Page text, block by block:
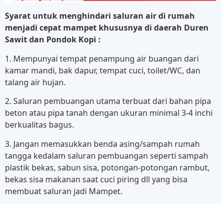
Syarat untuk menghindari saluran air di rumah
menjadi cepat mampet khususnya di daerah Duren
Sawit dan Pondok Kopi :
1. Mempunyai tempat penampung air buangan dari
kamar mandi, bak dapur, tempat cuci, toilet/WC, dan
talang air hujan.
2. Saluran pembuangan utama terbuat dari bahan pipa
beton atau pipa tanah dengan ukuran minimal 3-4 inchi
berkualitas bagus.
3. Jangan memasukkan benda asing/sampah rumah
tangga kedalam saluran pembuangan seperti sampah
plastik bekas, sabun sisa, potongan-potongan rambut,
bekas sisa makanan saat cuci piring dll yang bisa
membuat saluran jadi Mampet.